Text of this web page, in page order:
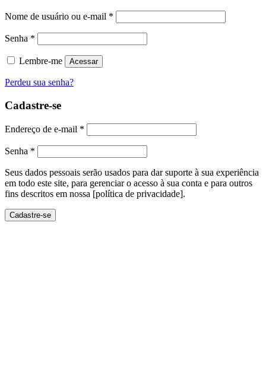
Nome de usuário ou e-mail *
Senha *
Lembre-me Acessar
Perdeu sua senha?
Cadastre-se
Endereço de e-mail *
Senha *
Seus dados pessoais serão usados ​​para dar suporte à sua experiência
em todo este site, para gerenciar o acesso à sua conta e para outros
fins descritos em nossa [política de privacidade].
Cadastre-se